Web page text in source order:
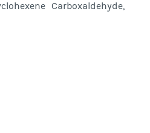
Carboxaldehyde,